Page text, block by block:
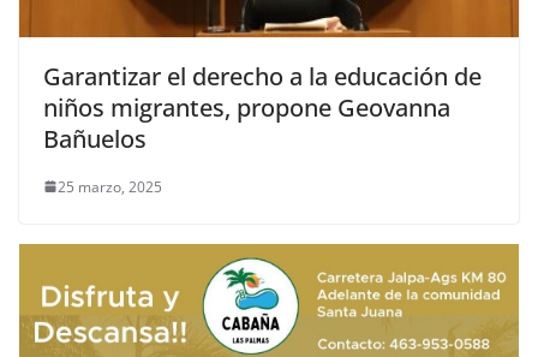
Garantizar el derecho a la educación de
niños migrantes, propone Geovanna
Bañuelos
25 marzo, 2025